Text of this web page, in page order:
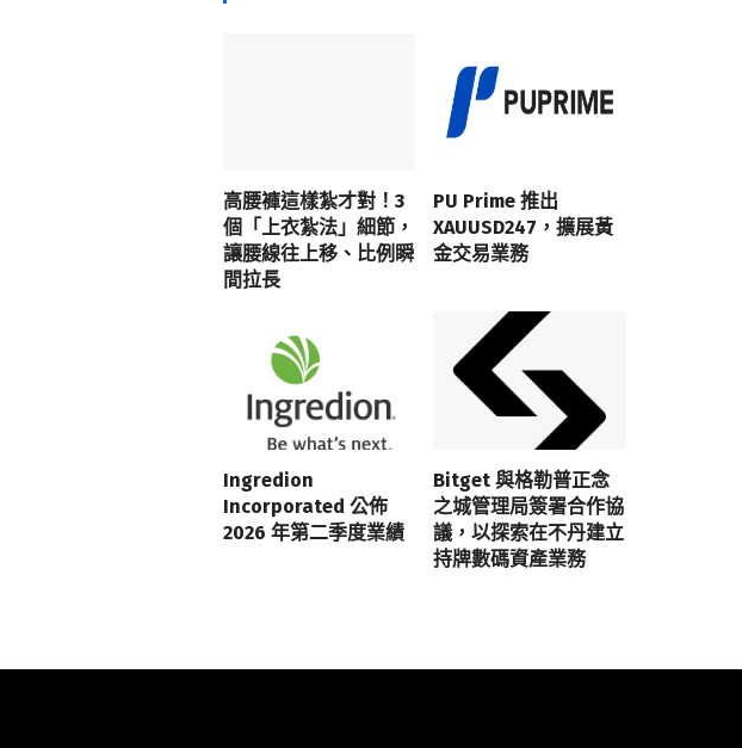
高腰褲這樣紮才對！3
個「上衣紮法」細節，
讓腰線往上移、比例瞬
間拉長
PU Prime 推出
XAUUSD247，擴展黃
金交易業務
Ingredion
Incorporated 公佈
2026 年第二季度業績
Bitget 與格勒普正念
之城管理局簽署合作協
議，以探索在不丹建立
持牌數碼資產業務